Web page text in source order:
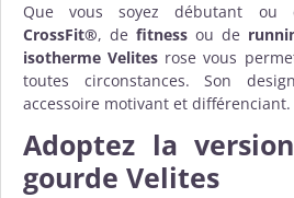
Que vous soyez débutant ou
CrossFit®, de fitness ou de
isotherme Velites rose vous
toutes circonstances. Son
accessoire motivant et différenciant.
Adoptez la
gourde Velites